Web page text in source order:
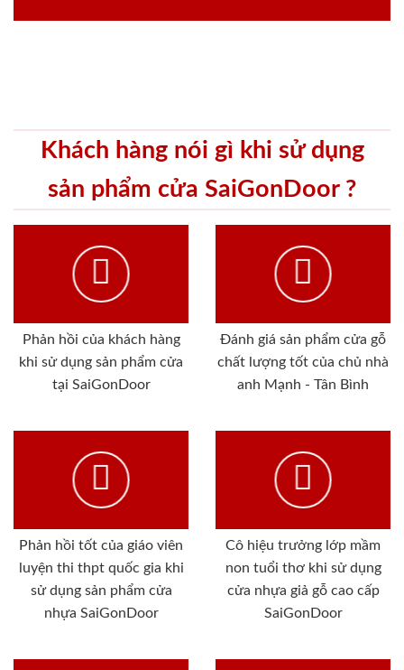
Khách hàng nói gì khi sử dụng
sản phẩm cửa SaiGonDoor ?
Phản hồi của khách hàng
khi sử dụng sản phẩm cửa
tại SaiGonDoor
Đánh giá sản phẩm cửa gỗ
chất lượng tốt của chủ nhà
anh Mạnh - Tân Bình
Phản hồi tốt của giáo viên
luyện thi thpt quốc gia khi
sử dụng sản phẩm cửa
nhựa SaiGonDoor
Cô hiệu trưởng lớp mầm
non tuổi thơ khi sử dụng
cửa nhựa giả gỗ cao cấp
SaiGonDoor